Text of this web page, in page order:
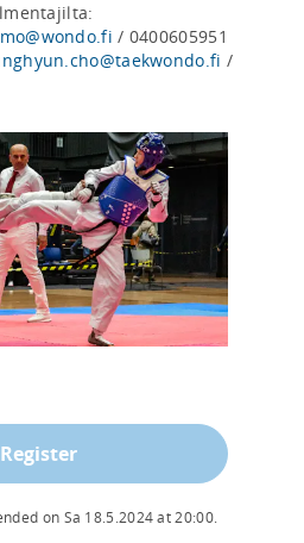
/ 0400605951
/
Register
on Sa 18.5.2024at20:00.